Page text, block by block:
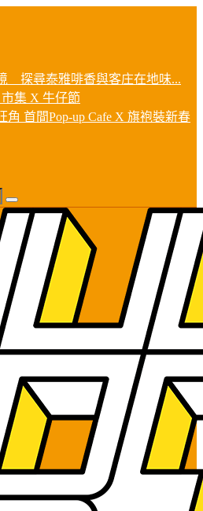
探尋泰雅啡香與客庄在地味...
集 X 牛仔節
首間Pop-up Cafe X 旗袍裝新春